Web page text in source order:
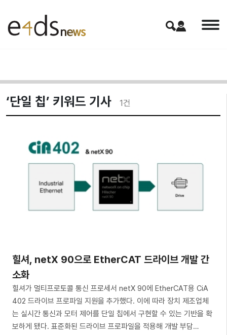
‘단일 칩’ 키워드 기사 1건
힐셔, netX 90으로 EtherCAT 드라이브 개발 간
소화
힐셔가 멀티프로토콜 통신 프로세서 netX 90에 EtherCAT용 CiA
402 드라이브 프로파일 지원을 추가했다. 이에 따라 장치 제조업체
는 실시간 통신과 모터 제어를 단일 칩에서 구현할 수 있는 기반을 확
보하게 됐다. 표준화된 드라이브 프로파일을 적용해 개발 부담…